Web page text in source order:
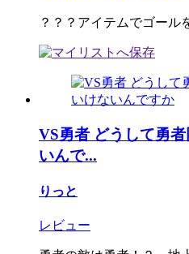
？？？アイテムでゴール
VS勇者 どうして勇
いんで...
りっと
レビュー